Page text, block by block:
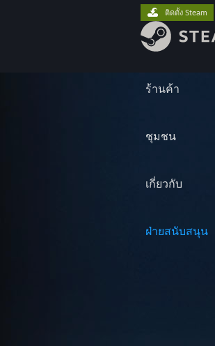
ร้านค้า
ชุมชน
เกี่ยวกับ
ฝ่ายสนับสนุน
ติดตั้ง Steam